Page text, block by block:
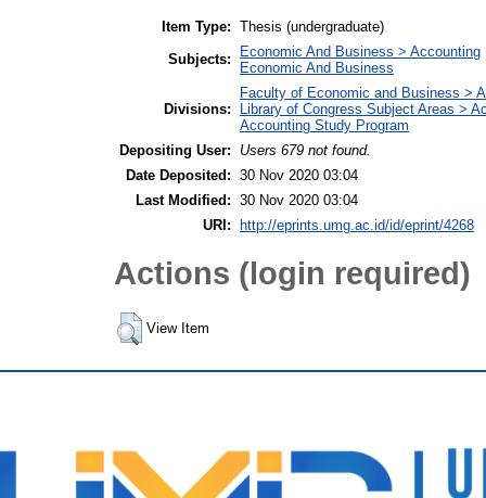
Item Type: Thesis (undergraduate)
Subjects:
Economic And Business > Accounting
Economic And Business
Divisions:
Faculty of Economic and Business >
Library of Congress Subject Areas >
Accounting Study Program
Depositing User:
Users 679 not found.
Date Deposited: 30 Nov 2020 03:04
Last Modified: 30 Nov 2020 03:04
URI:
http://eprints.umg.ac.id/id/eprint/4268
Actions (login required)
View Item